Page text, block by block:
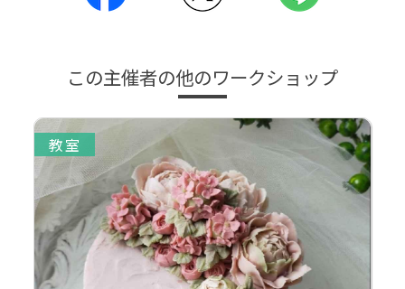
この主催者の他のワークショップ
教室